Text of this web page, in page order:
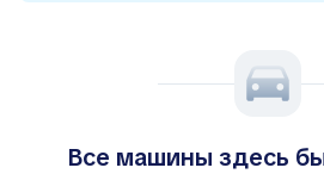
Все машины здесь